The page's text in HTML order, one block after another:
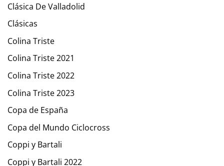
Clásica De Valladolid
Clásicas
Colina Triste
Colina Triste 2021
Colina Triste 2022
Colina Triste 2023
Copa de España
Copa del Mundo Ciclocross
Coppi y Bartali
Coppi y Bartali 2022